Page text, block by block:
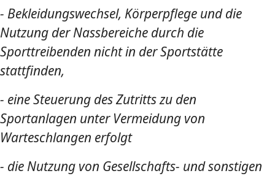
- Bekleidungswechsel, Körperpflege und die
Nutzung der Nassbereiche durch die
Sporttreibenden nicht in der Sportstätte
stattfinden, ​
- eine Steuerung des Zutritts zu den
Sportanlagen unter Vermeidung von
Warteschlangen erfolgt ​
- die Nutzung von Gesellschafts- und sonstigen